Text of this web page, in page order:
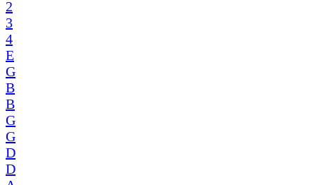
2
3
4
E
G
B
B
G
G
D
D